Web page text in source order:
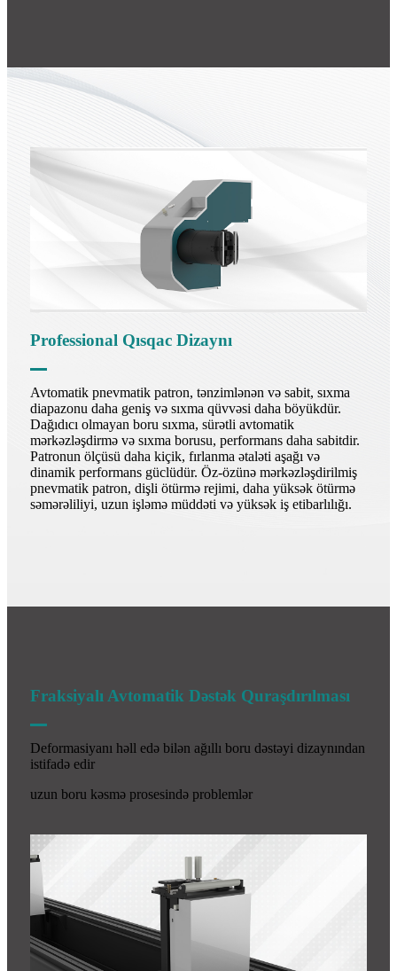
Professional Qısqac Dizaynı
Avtomatik pnevmatik patron, tənzimlənən və sabit, sıxma
diapazonu daha geniş və sıxma qüvvəsi daha böyükdür.
Dağıdıcı olmayan boru sıxma, sürətli avtomatik
mərkəzləşdirmə və sıxma borusu, performans daha sabitdir.
Patronun ölçüsü daha kiçik, fırlanma ətaləti aşağı və
dinamik performans güclüdür. Öz-özünə mərkəzləşdirilmiş
pnevmatik patron, dişli ötürmə rejimi, daha yüksək ötürmə
səmərəliliyi, uzun işləmə müddəti və yüksək iş etibarlılığı.
Fraksiyalı Avtomatik Dəstək Quraşdırılması
Deformasiyanı həll edə bilən ağıllı boru dəstəyi dizaynından
istifadə edir
uzun boru kəsmə prosesində problemlər